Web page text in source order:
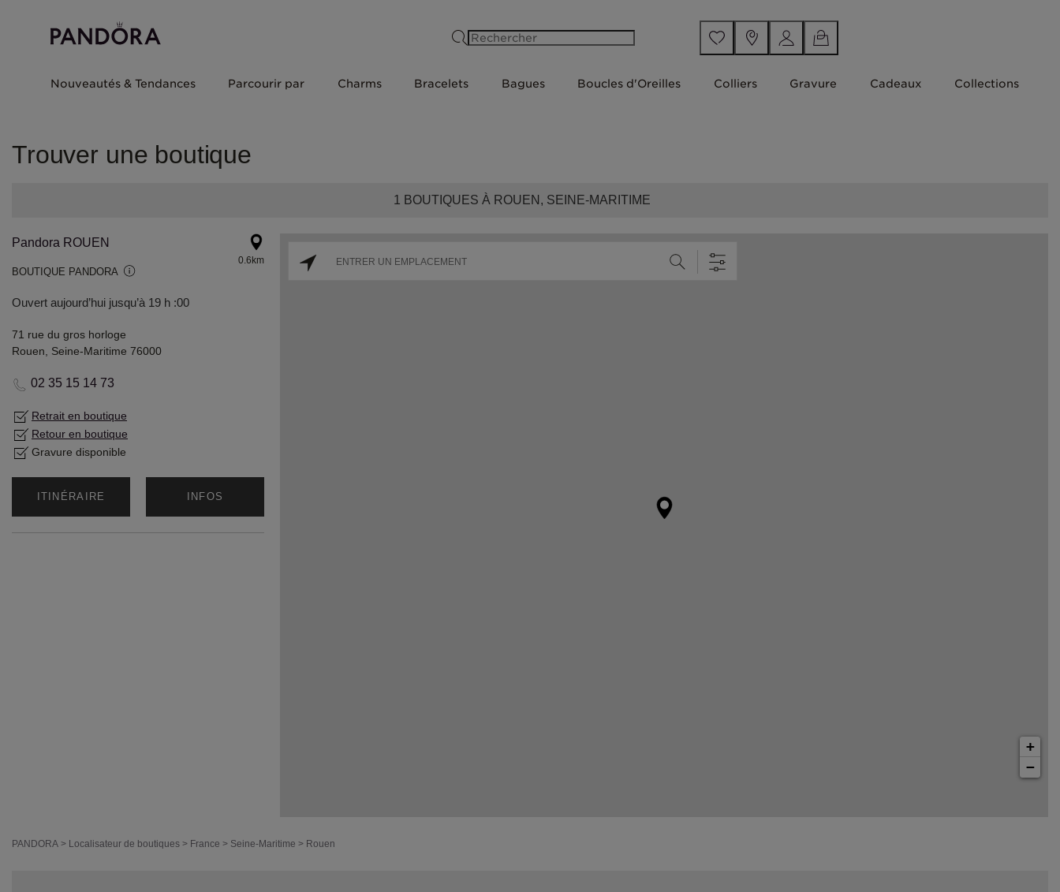
Nouveautés & Tendances Parcourir par Charms Bracelets Bagues Boucles d'Oreilles Colliers Gravure Cadeaux Collections
Trouver une boutique
1 BOUTIQUES À ROUEN, SEINE-MARITIME
Pandora ROUEN
BOUTIQUE PANDORA
Ouvert aujourd’hui jusqu’à 19 h :00
0.6km
71 rue du gros horloge
Rouen, Seine-Maritime 76000
02 35 15 14 73
Retrait en boutique
Retour en boutique
Gravure disponible
ITINÉRAIRE INFOS
+
−
PANDORA > Localisateur de boutiques > France > Seine-Maritime > Rouen